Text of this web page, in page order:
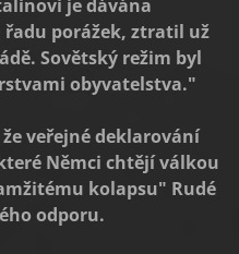
je dávána
řadu porážek, ztratil už
Sovětský režim byl
obyvatelstva."
veřejné deklarování
Němci chtějí válkou
kolapsu" Rudé
odporu.